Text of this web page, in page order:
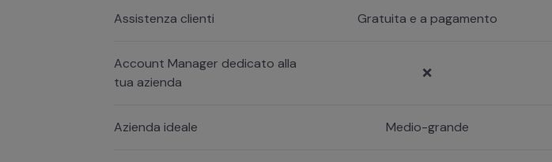
Assistenza clienti Gratuita e a pagamento
Account Manager dedicato alla
tua azienda
❌
Azienda ideale Medio-grande